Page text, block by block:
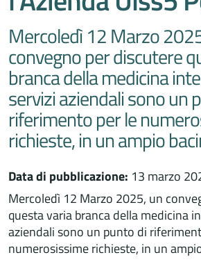
Mercoledì 12 Marzo
convegno per discutere
branca della medicina
servizi aziendali sono un
riferimento per le
richieste, in un ampio
Data di pubblicazione: 13 marzo
Mercoledì 12 Marzo 2025, un
questa varia branca della medicina
aziendali sono un punto di
numerosissime richieste, in un